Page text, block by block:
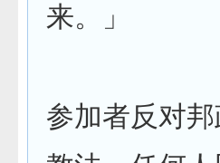
来。」
参加者反对